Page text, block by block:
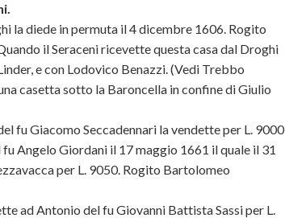
la diede in permuta il 4 dicembre 1606. Rogito
il Seraceni ricevette questa casa dal Droghi
e con Lodovico Benazzi. (Vedi Trebbo
casetta sotto la Baroncella in confine di Giulio
fu Giacomo Seccadennari la vendette per L. 9000
fuAngelo Giordani il 17 maggio 1661 il quale il 31
per L. 9050. Rogito Bartolomeo
ad Antonio del fu Giovanni Battista Sassi per L.